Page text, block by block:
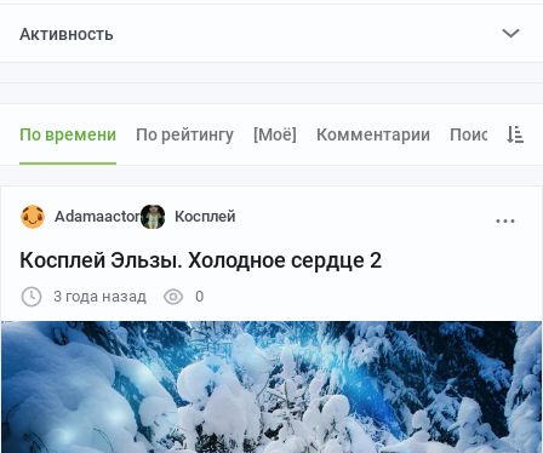
Активность
По времени По рейтингу [моё] Комментарии Поиск
Adamaactor Косплей
Косплей Эльзы. Холодное сердце 2
3 года назад 0